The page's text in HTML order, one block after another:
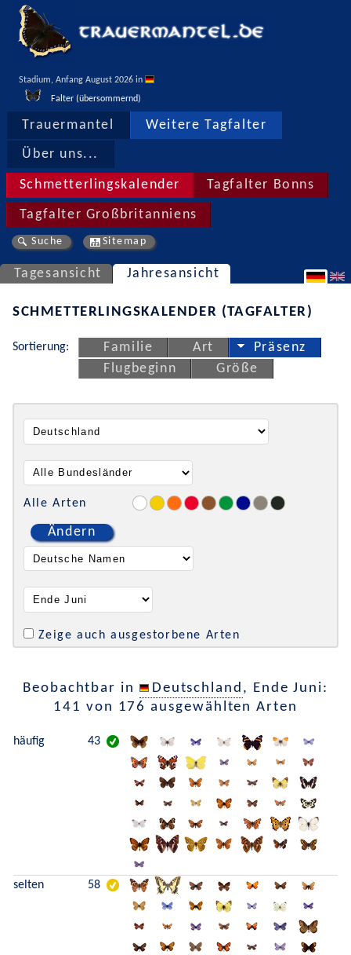
Stadium, Anfang August 2026 in
Falter (übersommernd)
Trauermantel Weitere Tagfalter
Über uns...
Schmetterlingskalender Tagfalter Bonns
Tagfalter Großbritanniens
Suche Sitemap
Tagesansicht Jahresansicht
SCHMETTERLINGSKALENDER (TAGFALTER)
Sortierung: Familie Art
Präsenz
Flugbeginn
Größe
Alle Arten
Ändern
Zeige auch ausgestorbene Arten
Beobachtbar in Deutschland , Ende Juni:
141 von 176 ausgewählten Arten
häufig 43
selten 58